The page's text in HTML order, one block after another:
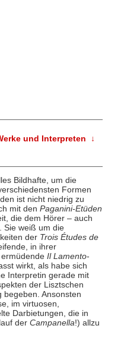
und Interpreten ↓
Bildhafte, um die
Formen
ist nicht niedrig zu
mit den Paganini-Etüden
die dem Hörer – auch
Sie weiß um die
der Trois Études de
in ihrer
Il Lamento-
wirkt, als habe sich
Interpretin gerade mit
der Lisztschen
begeben. Ansonsten
im virtuosen,
Darbietungen, die in
der Campanella!) allzu